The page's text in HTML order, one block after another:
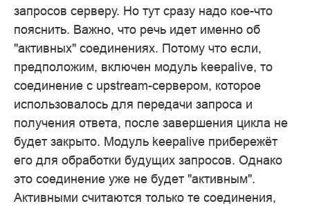
запросов серверу. Но тут сразу надо кое-что
пояснить. Важно, что речь идет именно об
"активных" соединениях. Потому что если,
предположим, включен модуль keepalive, то
соединение с upstream-сервером, которое
использовалось для передачи запроса и
получения ответа, после завершения цикла не
будет закрыто. Модуль keepalive прибережёт
его для обработки будущих запросов. Однако
это соединение уже не будет "активным".
Активными считаются только те соединения,